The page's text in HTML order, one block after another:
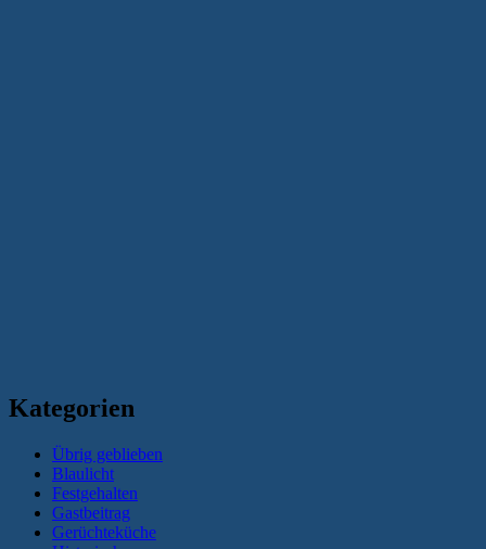
Kategorien
Übrig geblieben
Blaulicht
Festgehalten
Gastbeitrag
Gerüchteküche